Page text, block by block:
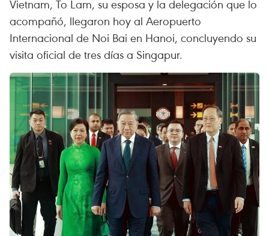
Vietnam, To Lam, su esposa y la delegación que lo
acompañó, llegaron hoy al Aeropuerto
Internacional de Noi Bai en Hanoi, concluyendo su
visita oficial de tres días a Singapur.